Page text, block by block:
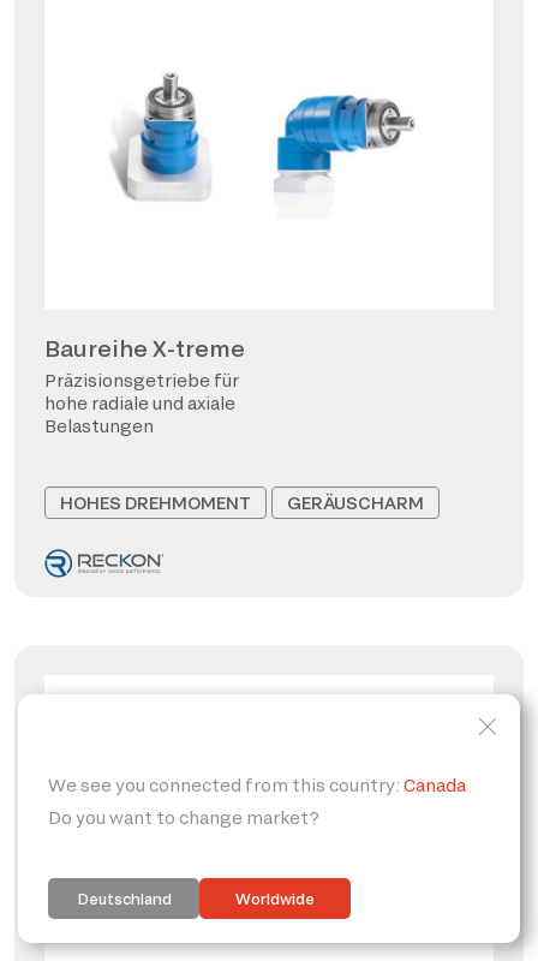
Baureihe X-treme
Präzisionsgetriebe für
hohe radiale und axiale
Belastungen
HOHES DREHMOMENT GERÄUSCHARM